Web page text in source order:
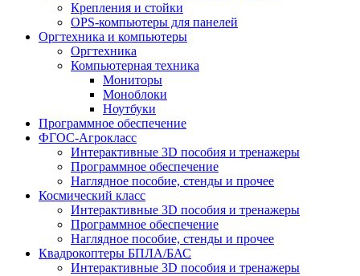
Крепления и стойки
OPS-компьютеры для панелей
Оргтехника и компьютеры
Оргтехника
Компьютерная техника
Мониторы
Моноблоки
Ноутбуки
Программное обеспечение
ФГОС-Агрокласс
Интерактивные 3D пособия и тренажеры
Программное обеспечение
Наглядное пособие, стенды и прочее
Космический класс
Интерактивные 3D пособия и тренажеры
Программное обеспечение
Наглядное пособие, стенды и прочее
Квадрокоптеры БПЛА/БАС
Интерактивные 3D пособия и тренажеры